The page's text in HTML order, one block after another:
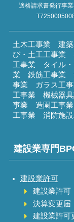
適格請求書発行事
土木工事業 建
び・土工工事
工事業 タイル・
業 鉄筋工事業
事業 ガラス工
工事業 機械器
事業 造園工事
工事業 消防施
建設業専門
建設業許可
建設業許可
決算変更届
建設業許可